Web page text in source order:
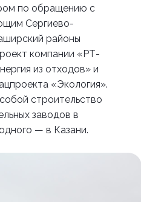
по обращению с
Сергиево-
районы
компании « РТ-
из отходов» и
«Экология».
строительство
заводов в
— в Казани.